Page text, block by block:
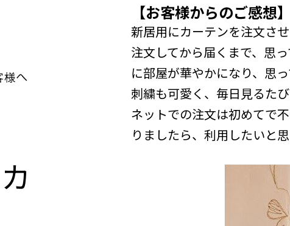
【お客様からのご感想】
新居用にカーテンを注文さ
注文してから届くまで、思
に部屋が華やかになり、思
刺繍も可愛く、毎日見るた
ネットでの注文は初めてで
りましたら、利用したいと
カ